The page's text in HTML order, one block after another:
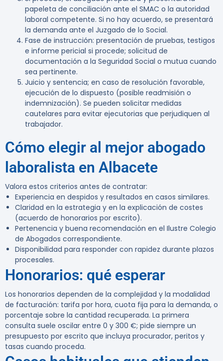
papeleta de conciliación ante el SMAC o la autoridad
laboral competente. Si no hay acuerdo, se presentará
la demanda ante el Juzgado de lo Social.
Fase de instrucción: presentación de pruebas, testigos
e informe pericial si procede; solicitud de
documentación a la Seguridad Social o mutua cuando
sea pertinente.
Juicio y sentencia; en caso de resolución favorable,
ejecución de lo dispuesto (posible readmisión o
indemnización). Se pueden solicitar medidas
cautelares para evitar ejecutorias que perjudiquen al
trabajador.
Cómo elegir al mejor abogado
laboralista en Albacete
Valora estos criterios antes de contratar:
Experiencia en despidos y resultados en casos similares.
Claridad en la estrategia y en la explicación de costes
(acuerdo de honorarios por escrito).
Pertenencia y buena recomendación en el Ilustre Colegio
de Abogados correspondiente.
Disponibilidad para responder con rapidez durante plazos
procesales.
Honorarios: qué esperar
Los honorarios dependen de la complejidad y la modalidad
de facturación: tarifa por hora, cuota fija para la demanda, o
porcentaje sobre la cantidad recuperada. La primera
consulta suele oscilar entre 0 y 300 €; pide siempre un
presupuesto por escrito que incluya procurador, peritos y
tasas cuando proceda.